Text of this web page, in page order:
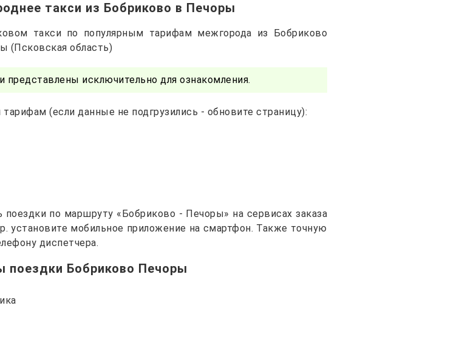
такси из Бобриково в Печоры
такси по популярным тарифам межгорода из Бобриково
(Псковская область)
исключительно для ознакомления.
(если данные не подгрузились - обновите страницу):
по маршруту «Бобриково - Печоры» на сервисах заказа
установите мобильное приложение на смартфон. Также точную
диспетчера.
поездки Бобриково Печоры